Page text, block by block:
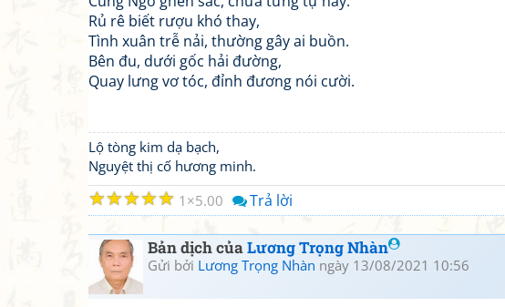
Rủ rê biết rượu khó thay,
Tình xuân trễ nải, thường gây ai buồn.
Bên đu, dưới gốc hải đường,
Quay lưng vơ tóc, đỉnh đương nói cười.
Lộ tòng kim dạ bạch,
Nguyệt thị cố hương minh.
☆
☆
☆
☆
☆ 1 5.00 Trả lời
Bản dịch củaLương Trọng Nhàn
Gửi bởi Lương Trọng Nhàn ngày 13/08/2021 10:56